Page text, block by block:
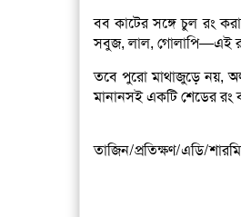
বব কাটের সঙ্গে চুল রং
সবুজ, লাল, গোলাপি—এই
তবে পুরো মাথাজুড়ে নয়,
মানানসই একটি শেডের রং
তাজিন/প্রতিক্ষণ/এডি/